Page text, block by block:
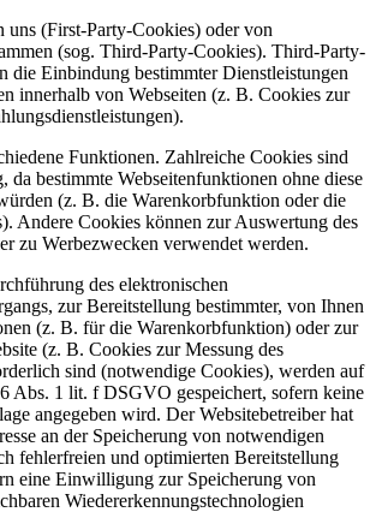
uns (First-Party-Cookies) oder von
(sog. Third-Party-Cookies). Third-Party-
die Einbindung bestimmter Dienstleistungen
innerhalb von Webseiten (z. B. Cookies zur
Funktionen. Zahlreiche Cookies sind
da bestimmte Webseitenfunktionen ohne diese
(z. B. die Warenkorbfunktion oder die
Andere Cookies können zur Auswertung des
zu Werbezwecken verwendet werden.
des elektronischen
zur Bereitstellung bestimmter, von Ihnen
(z. B. für die Warenkorbfunktion) oder zur
(z. B. Cookies zur Messung des
sind (notwendige Cookies), werden auf
Abs. 1 lit. f DSGVO gespeichert, sofern keine
angegeben wird. Der Websitebetreiber hat
an der Speicherung von notwendigen
fehlerfreien und optimierten Bereitstellung
eine Einwilligung zur Speicherung von
Wiedererkennungstechnologien